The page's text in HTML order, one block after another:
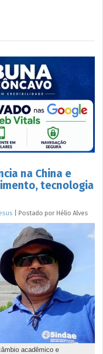
na China e
tecnologia
Postado por Hélio Alves
acadêmico e